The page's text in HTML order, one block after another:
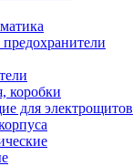
коробки
для электрощитов